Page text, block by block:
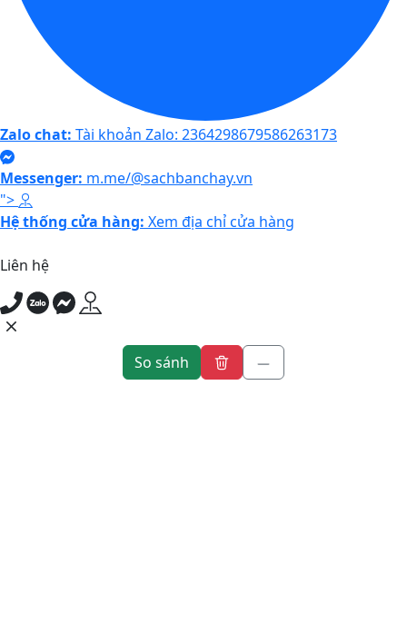
Zalo chat: Tài khoản Zalo: 2364298679586263173
Messenger: m.me/@sachbanchay.vn
">
Hệ thống cửa hàng: Xem địa chỉ cửa hàng
Liên hệ
So sánh